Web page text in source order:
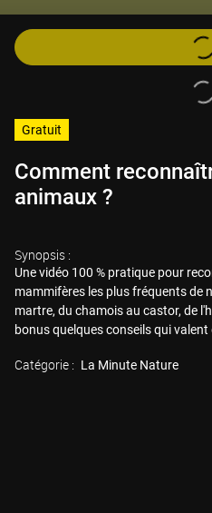
Gratuit
Comment
animaux ?
Synopsis :
Une vidéo 100 % pratique pour
mammifères les plus fréquents de
martre, du chamois au castor, de
bonus quelques conseils qui valent
Catégorie : La Minute Nature